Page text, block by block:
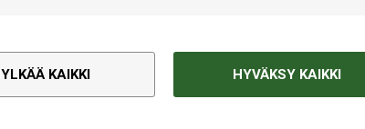
KAIKKI HYVÄKSY KAIKKI